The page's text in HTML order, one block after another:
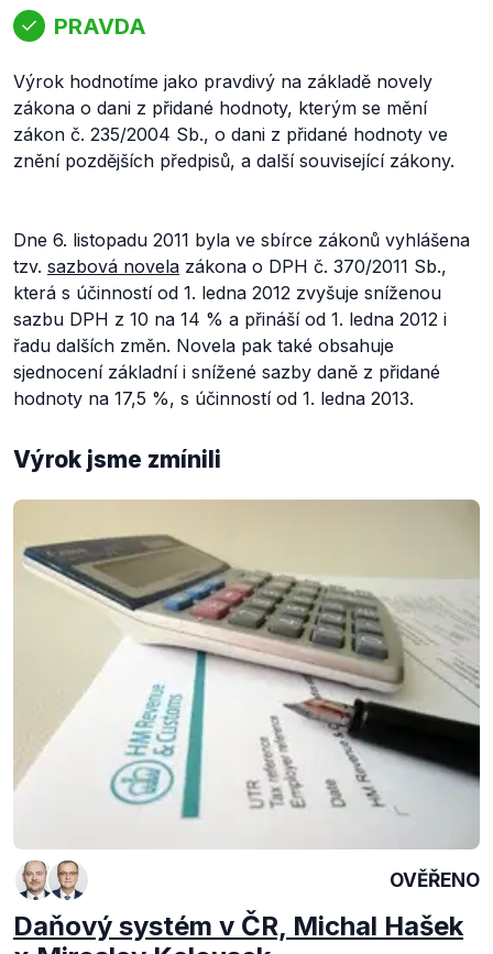
PRAVDA
Výrok hodnotíme jako pravdivý na základě novely
zákona o dani z přidané hodnoty, kterým se mění
zákon č. 235/2004 Sb., o dani z přidané hodnoty ve
znění pozdějších předpisů, a další související zákony.
Dne 6. listopadu 2011 byla ve sbírce zákonů vyhlášena
tzv. sazbová novela zákona o DPH č. 370/2011 Sb.,
která s účinností od 1. ledna 2012 zvyšuje sníženou
sazbu DPH z 10 na 14 % a přináší od 1. ledna 2012 i
řadu dalších změn. Novela pak také obsahuje
sjednocení základní i snížené sazby daně z přidané
hodnoty na 17,5 %, s účinností od 1. ledna 2013.
Výrok jsme zmínili
OVĚŘENO
Daňový systém v ČR, Michal Hašek